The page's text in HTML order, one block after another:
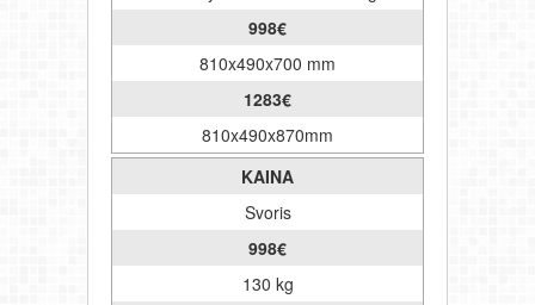
998€
810x490x700 mm
1283€
810x490x870mm
KAINA
Svoris
998€
130 kg